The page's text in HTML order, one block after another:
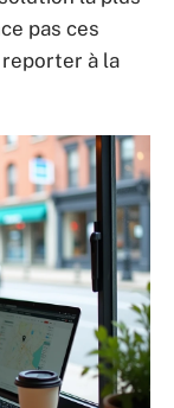
pas ces
à la